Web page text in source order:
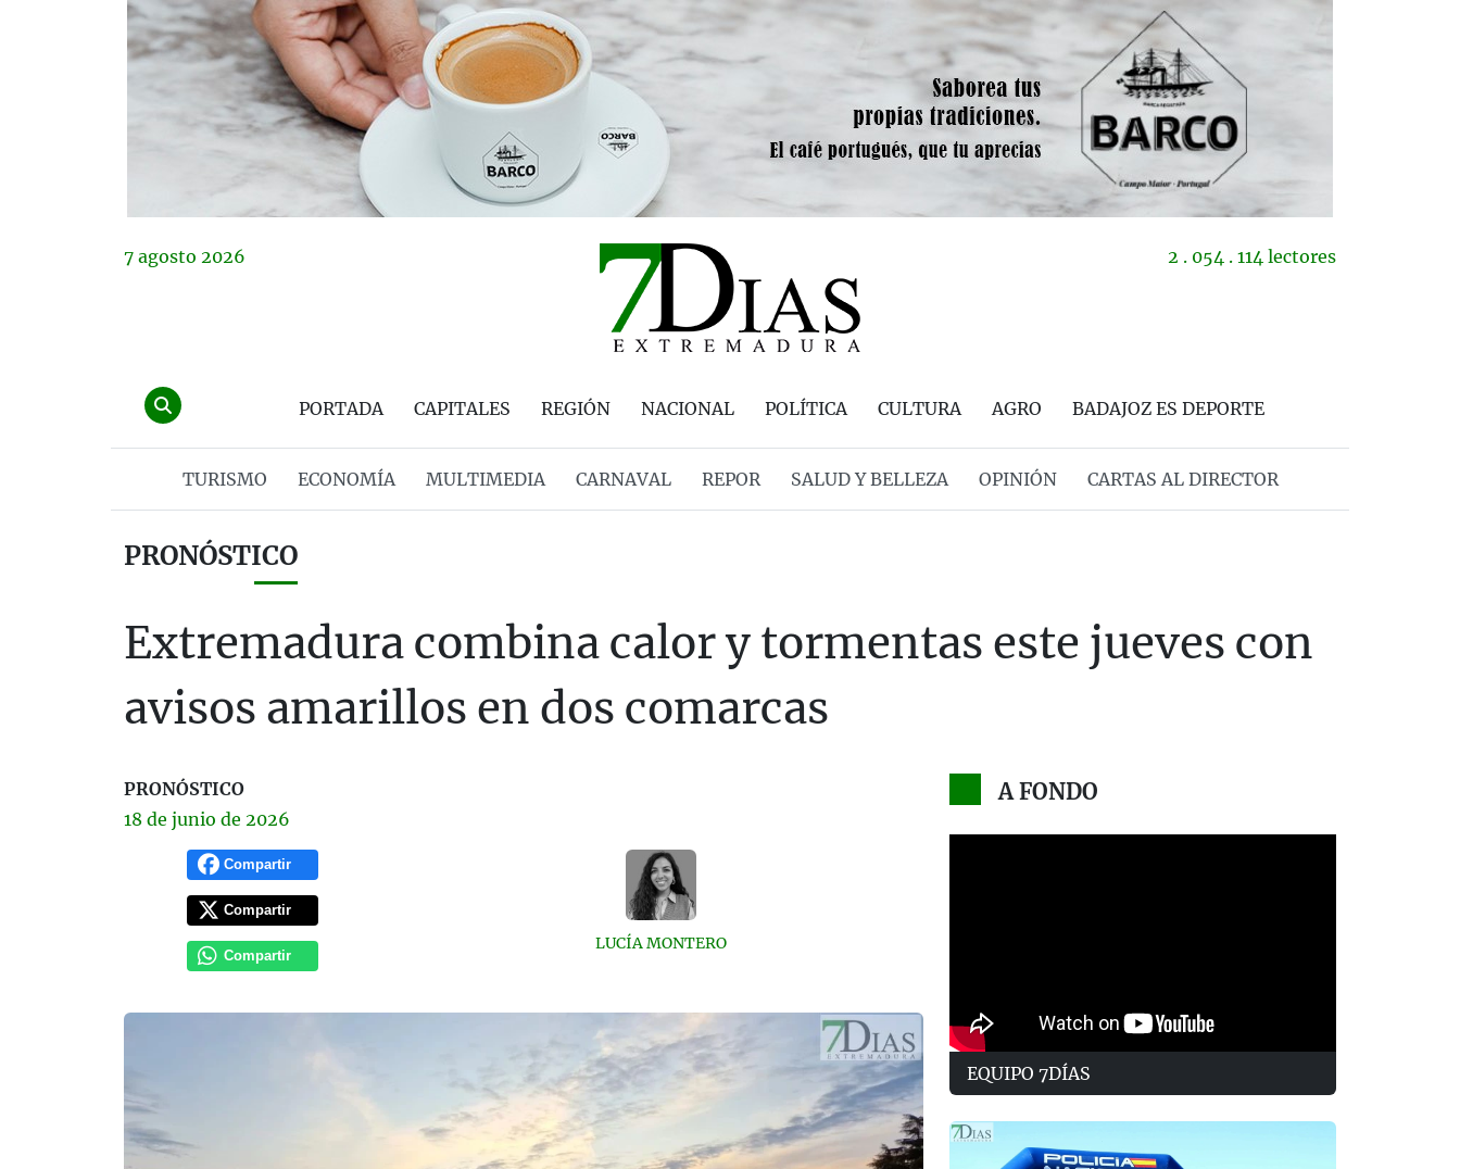
7 agosto 2026 2 . 054 . 114 lectores
PORTADA CAPITALES REGIÓN NACIONAL POLÍTICA CULTURA AGRO BADAJOZ ES DEPORTE
TURISMO ECONOMÍA MULTIMEDIA CARNAVAL REPOR SALUD Y BELLEZA OPINIÓN CARTAS AL DIRECTOR
PRONÓSTICO
Extremadura combina calor y tormentas este jueves con
avisos amarillos en dos comarcas
PRONÓSTICO
18 de junio de 2026
Compartir
Compartir
Compartir
LUCÍA MONTERO
A FONDO
EQUIPO 7DÍAS